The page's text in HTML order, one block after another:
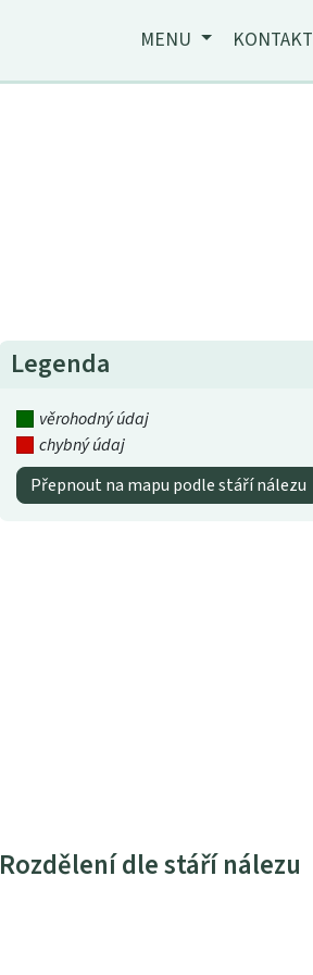
MENU KONTAKT
Legenda
věrohodný údaj
chybný údaj
Přepnout na mapu podle stáří nálezu
Rozdělení dle stáří nálezu